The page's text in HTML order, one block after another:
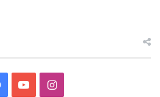
Facebook
YouTubeInstagram